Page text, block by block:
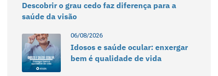
Descobrir o grau cedo faz diferença para a
saúde da visão
06/08/2026
Idosos e saúde ocular: enxergar
bem é qualidade de vida